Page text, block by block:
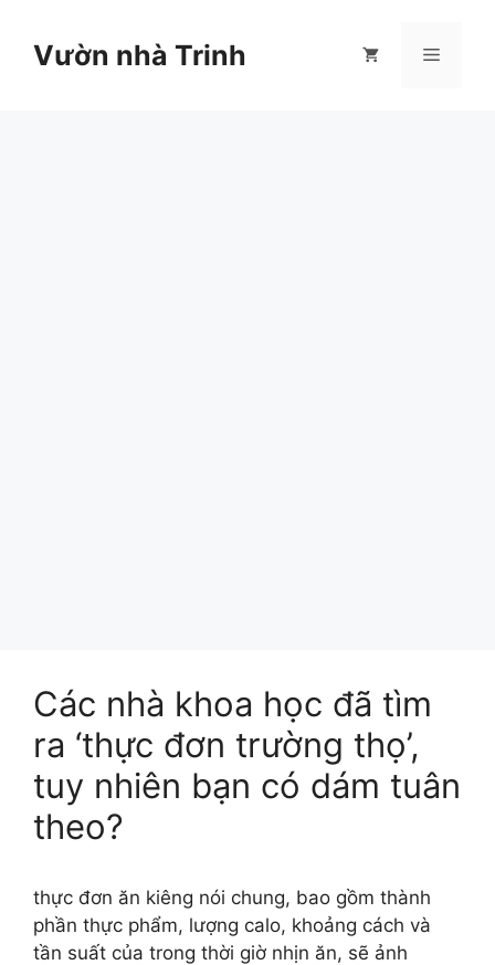
Vườn nhà Trinh Menu
Các nhà khoa học đã tìm
ra ‘thực đơn trường thọ’,
tuy nhiên bạn có dám tuân
theo?
thực đơn ăn kiêng nói chung, bao gồm thành
phần thực phẩm, lượng calo, khoảng cách và
tần suất của trong thời giờ nhịn ăn, sẽ ảnh